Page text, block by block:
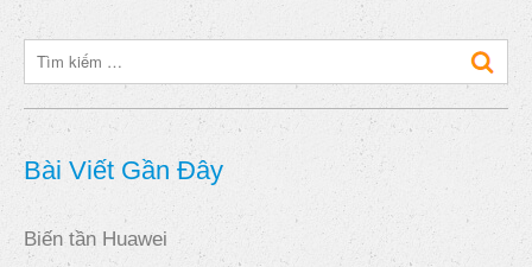
Bài Viết Gần Đây
Biến tần Huawei